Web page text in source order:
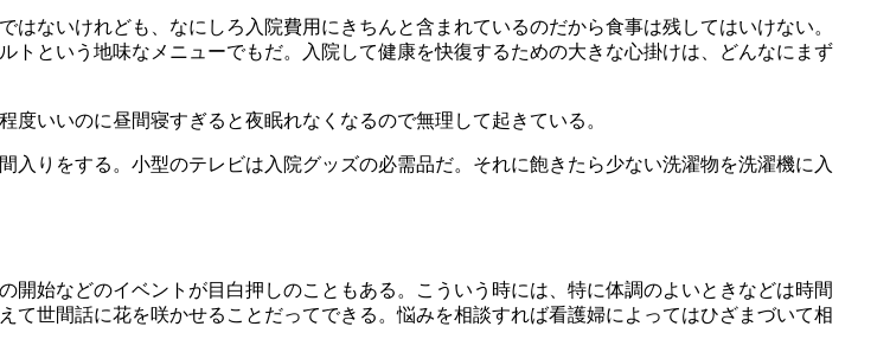
ないけれども、なにしろ入院費用にきちんと含まれているのだから食事は残してはいけない。
という地味なメニューでもだ。入院して健康を快復するための大きな心掛けは、どんなにまず
いいのに昼間寝すぎると夜眠れなくなるので無理して起きている。
りをする。小型のテレビは入院グッズの必需品だ。それに飽きたら少ない洗濯物を洗濯機に入
始などのイベントが目白押しのこともある。こういう時には、特に体調のよいときなどは時間
世間話に花を咲かせることだってできる。悩みを相談すれば看護婦によってはひざまづいて相